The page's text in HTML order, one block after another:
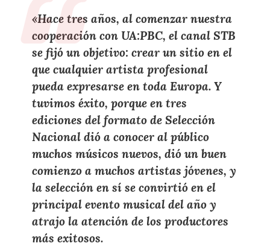
«Hace tres años, al comenzar nuestra
cooperación con UA:PBC, el canal STB
se fijó un objetivo: crear un sitio en el
que cualquier artista profesional
pueda expresarse en toda Europa. Y
tuvimos éxito, porque en tres
ediciones del formato de Selección
Nacional dió a conocer al público
muchos músicos nuevos, dió un buen
comienzo a muchos artistas jóvenes, y
la selección en sí se convirtió en el
principal evento musical del año y
atrajo la atención de los productores
más exitosos.